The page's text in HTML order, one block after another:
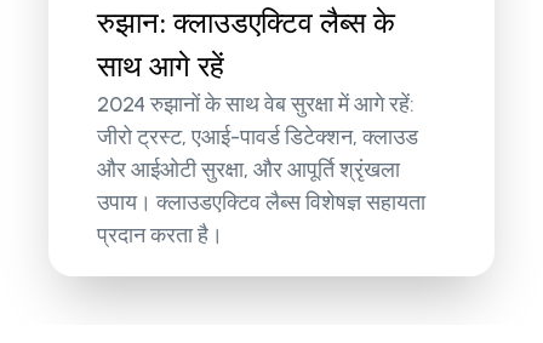
रुझान: क्लाउडएक्टिव लैब्स के
साथ आगे रहें
2024 रुझानों के साथ वेब सुरक्षा में आगे रहें:
जीरो ट्रस्ट, एआई-पावर्ड डिटेक्शन, क्लाउड
और आईओटी सुरक्षा, और आपूर्ति श्रृंखला
उपाय। क्लाउडएक्टिव लैब्स विशेषज्ञ सहायता
प्रदान करता है।